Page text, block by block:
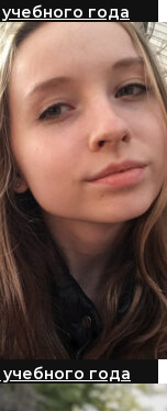
года
года